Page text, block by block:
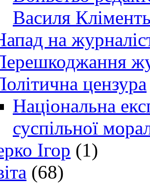
Василя
на
цензура
Національна
суспільної
Ігор (1)
(68)